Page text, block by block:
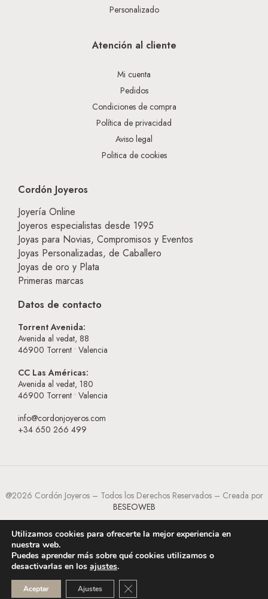
Personalizado
Atención al cliente
Mi cuenta
Pedidos
Condiciones de compra
Política de privacidad
Aviso legal
Politica de cookies
Cordón Joyeros
Joyería Online
Joyeros especialistas desde 1995
Joyas para Novias, Compromisos y Eventos
Joyas Personalizadas, de Caballero
Joyas de oro y Plata
Primeras marcas
Datos de contacto
Torrent Avenida:
Avenida al vedat, 88
46900 Torrent • Valencia
CC Las Américas:
Avenida al vedat, 180
46900 Torrent • Valencia
info@cordonjoyeros.com
+34 650 266 499
@2026 Cordón Joyeros – Todos los Derechos Reservados – Creada por
BESEOWEB
Utilizamos cookies para ofrecerte la mejor experiencia en
nuestra web.
Puedes aprender más sobre qué cookies utilizamos o
desactivarlas en los ajustes.
Aceptar Ajustes CERRAR EL BANNER DE